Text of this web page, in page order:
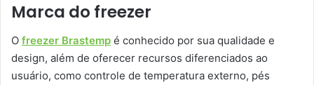
Marca do freezer
O freezer Brastemp é conhecido por sua qualidade e
design, além de oferecer recursos diferenciados ao
usuário, como controle de temperatura externo, pés